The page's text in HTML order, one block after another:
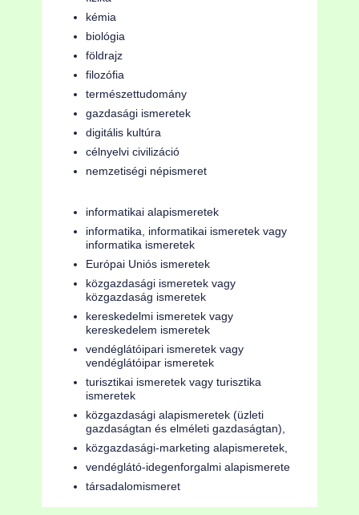
kémia
biológia
földrajz
filozófia
természettudomány
gazdasági ismeretek
digitális kultúra
célnyelvi civilizáció
nemzetiségi népismeret
informatikai alapismeretek
informatika, informatikai ismeretek vagy
informatika ismeretek
Európai Uniós ismeretek
közgazdasági ismeretek vagy
közgazdaság ismeretek
kereskedelmi ismeretek vagy
kereskedelem ismeretek
vendéglátóipari ismeretek vagy
vendéglátóipar ismeretek
turisztikai ismeretek vagy turisztika
ismeretek
közgazdasági alapismeretek (üzleti
gazdaságtan és elméleti gazdaságtan),
közgazdasági-marketing alapismeretek,
vendéglátó-idegenforgalmi alapismerete
társadalomismeret